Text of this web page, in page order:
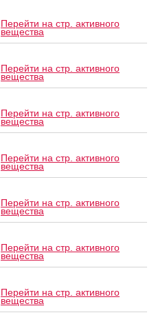
Перейти на стр. активного
вещества
Перейти на стр. активного
вещества
Перейти на стр. активного
вещества
Перейти на стр. активного
вещества
Перейти на стр. активного
вещества
Перейти на стр. активного
вещества
Перейти на стр. активного
вещества